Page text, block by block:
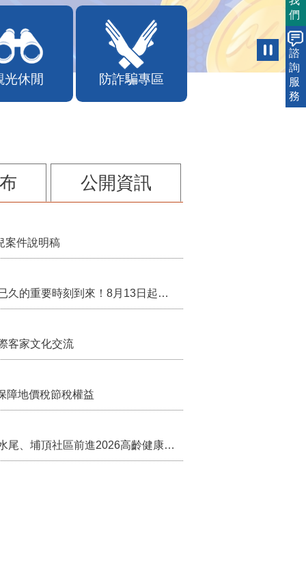
光休閒 防詐騙專區
公開資訊
案件說明稿
行政院核定西拉雅族為平埔原住民族群 盼望已久的重要時刻到來！8月13日起受理民族成員名冊登記
客家文化交流
障地價稅節稅權益
苗栗農村綠色照顧成果登上全國舞台！ 後龍水尾、埔頂社區前進2026高齡健康產業博覽會
們
諮
詢
服
務